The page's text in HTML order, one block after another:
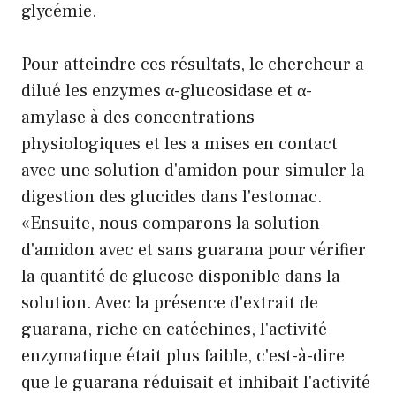
glycémie.
Pour atteindre ces résultats, le chercheur a
dilué les enzymes α-glucosidase et α-
amylase à des concentrations
physiologiques et les a mises en contact
avec une solution d'amidon pour simuler la
digestion des glucides dans l'estomac.
«Ensuite, nous comparons la solution
d'amidon avec et sans guarana pour vérifier
la quantité de glucose disponible dans la
solution. Avec la présence d'extrait de
guarana, riche en catéchines, l'activité
enzymatique était plus faible, c'est-à-dire
que le guarana réduisait et inhibait l'activité